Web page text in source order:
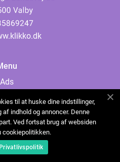
Ads
til at huske dine indstillinger,
indhold og annoncer. Denne
Ved fortsat brug af websiden
cookiepolitikken.
Privatlivspolitik